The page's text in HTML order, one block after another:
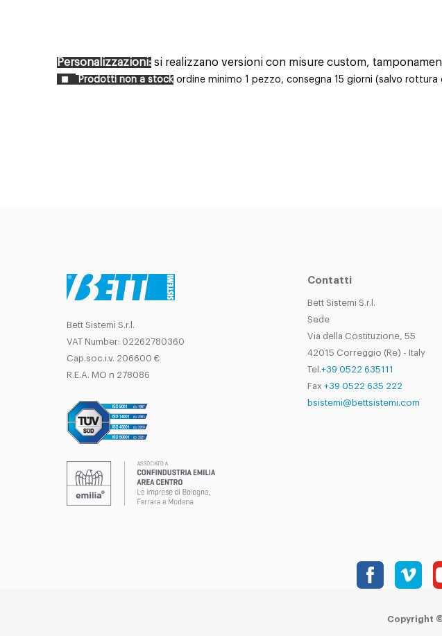
Personalizzazioni: si realizzano versioni con misure custom,
Prodotti non a stock ordine minimo 1 pezzo, consegna 15 giorni (salvo rottura
Bett Sistemi S.r.l.
VAT Number: 02262780360
Cap.soc.i.v. 206600 €
R.E.A. MO n 278086
Contatti
Bett Sistemi S.r.l.
Sede
Via della Costituzione, 55
42015 Correggio (Re) - Italy
Tel.+39 0522 635111
Fax +39 0522 635 222
bsistemi@bettsistemi.com
Copyright